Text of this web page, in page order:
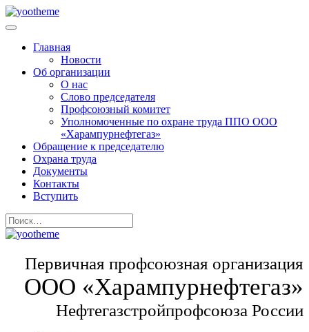
Главная
Новости
Об организации
О нас
Слово председателя
Профсоюзный комитет
Уполномоченные по охране труда ППО ООО
«Харампурнефтегаз»
Обращение к председателю
Охрана труда
Документы
Контакты
Вступить
Первичная профсоюзная организация
ООО «Харампурнефтегаз»
Нефтегазстройпрофсоюза России